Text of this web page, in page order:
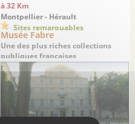
à 32 Km
Montpellier - Hérault
Sites remarquables
Musée Fabre
Une des plus riches collections
publiques françaises